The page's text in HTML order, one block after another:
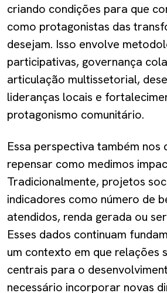
criando condições para que
como protagonistas das
desejam. Isso envolve
participativas, governança
articulação multissetorial,
lideranças locais e
protagonismo comunitário.
Essa perspectiva também nos
repensar como medimos
Tradicionalmente, projetos
indicadores como número de
atendidos, renda gerada ou
Esses dados continuam
um contexto em que relações
centrais para o
necessário incorporar novas